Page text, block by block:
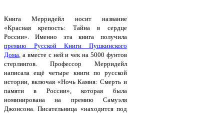
Книга Мерридейл носит название
«Красная крепость: Тайна в сердце
России». Именно эта книга получила
премию Русской Книги Пушкинского
Дома , а вместе с ней и чек на 5000 фунтов
стерлингов. Профессор Мерридейл
написала ещё четыре книги по русской
истории, включая «Ночь Камня: Смерть и
памяти в России», которая была
номинирована на премию Самуэля
Джонсона. Писательница «находится под